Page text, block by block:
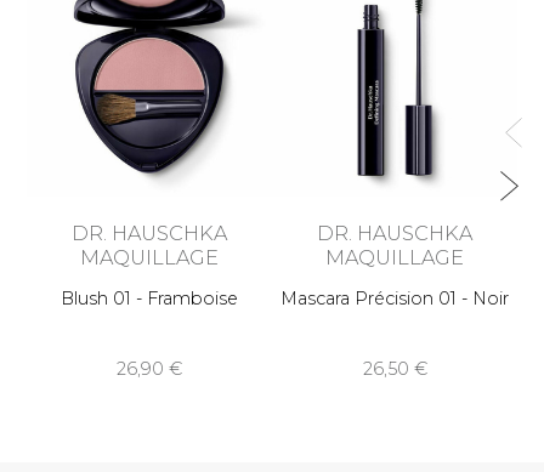
DR. HAUSCHKA
MAQUILLAGE
Blush 01 - Framboise
26,90
DR. HAUSCHKA
MAQUILLAGE
Mascara Précision 01 - Noir
26,50